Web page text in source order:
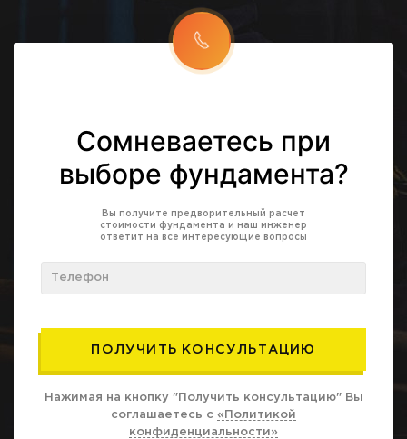
Сомневаетесь при
выборе фундамента?
Вы получите предворительный расчет
стоимости фундамента и наш инженер
ответит на все интересующие вопросы
Нажимая на кнопку "Получить консультацию" Вы
соглашаетесь с «Политикой
конфиденциальности»